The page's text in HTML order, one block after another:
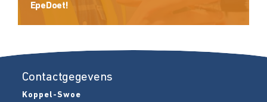
EpeDoet!
Contactgegevens
Koppel-Swoe